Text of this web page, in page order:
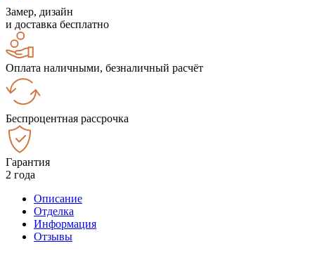
Замер, дизайн
и доставка бесплатно
Оплата наличными, безналичный расчёт
Беспроцентная рассрочка
Гарантия
2 года
Описание
Отделка
Информация
Отзывы